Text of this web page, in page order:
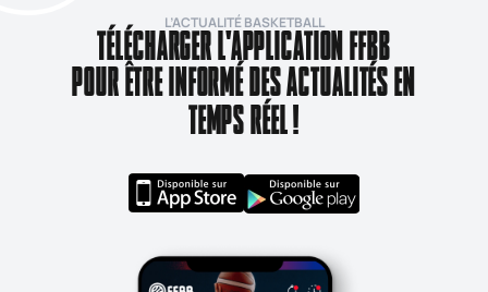
L’ACTUALITÉ BASKETBALL
TÉLÉCHARGER L'APPLICATION FFBB
POUR ÊTRE INFORMÉ DES ACTUALITÉS EN
TEMPS RÉEL !